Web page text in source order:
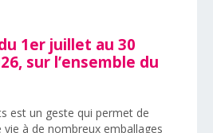
1er juillet au 30
sur l’ensemble du
est un geste qui permet de
à de nombreux emballages